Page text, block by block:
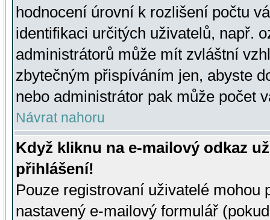
hodnocení úrovní k rozlišení počtu
identifikaci určitých uživatelů, např.
administrátorů může mít zvláštní
zbytečným přispíváním jen, abyste
nebo administrátor pak může počet
Návrat nahoru
Když kliknu na e-mailový odkaz
přihlášení!
Pouze registrovaní uživatelé mohou
nastavený e-mailový formulář